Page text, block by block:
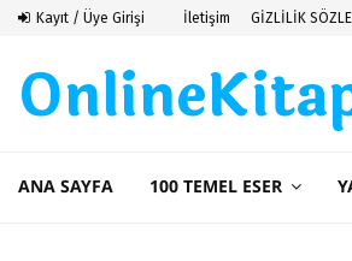
Kayıt / Üye Girişi İletişim GİZLİLİK
Saint Exupery
ANA SAYFA 100 TEMEL ESER